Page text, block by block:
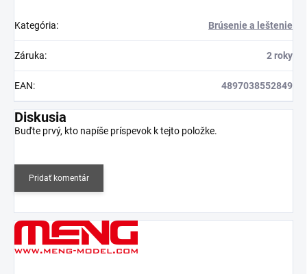
Kategória: Brúsenie a leštenie
Záruka: 2 roky
EAN: 4897038552849
Diskusia
Buďte prvý, kto napíše príspevok k tejto položke.
Pridať komentár